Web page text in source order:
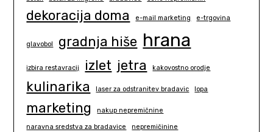
dekoracija doma e-mail marketing e-trgovina
glavobol gradnja hiše hrana
izbira restavracij izlet jetra kakovostno orodje
kulinarika laser za odstranitev bradavic lopa
marketing nakup nepremičnine
naravna sredstva za bradavice nepremičinine